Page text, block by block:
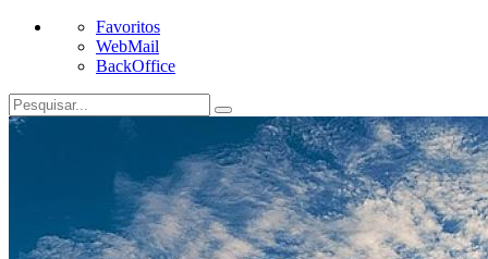
Favoritos
WebMail
BackOffice